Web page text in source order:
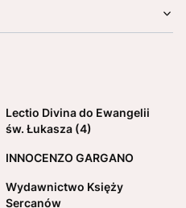
Lectio Divina do Ewangelii
św. Łukasza (4)
INNOCENZO GARGANO
Wydawnictwo Księży
Sercanów